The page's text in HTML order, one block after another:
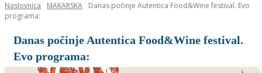
Naslovnica MAKARSKA
Danas počinje Autentica Food&Wine festival. Evo
programa:
Danas počinje Autentica Food&Wine festival.
Evo programa: